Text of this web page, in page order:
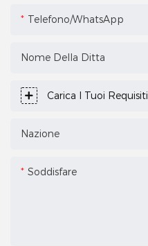
Telefono/WhatsApp
Nome Della Ditta
Carica I Tuoi Requisiti
Nazione
Soddisfare